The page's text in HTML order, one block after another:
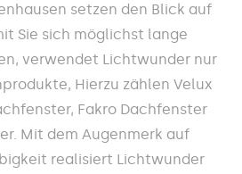
setzen den Blick auf
Sie sich möglichst lange
verwendet Lichtwunder nur
Hierzu zählen Velux
Fakro Dachfenster
Mit dem Augenmerk auf
realisiert Lichtwunder